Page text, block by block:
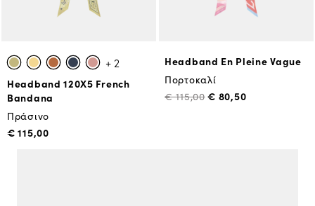
+ 2
Headband 120X5 French
Bandana
Πράσινο
€ 115,00
Headband En Pleine Vague
Πορτοκαλί
€ 115,00€ 80,50